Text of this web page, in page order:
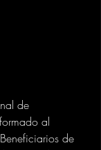
de
al
de